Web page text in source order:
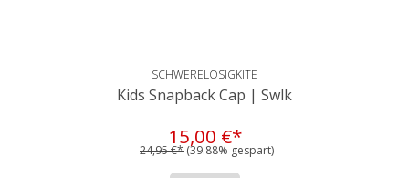
SCHWERELOSIGKITE
Kids Snapback Cap | Swlk
15,00 €*
24,95 €* (39.88% gespart)